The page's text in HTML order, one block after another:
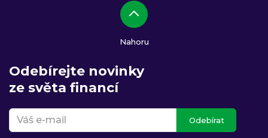
Odebírejte novinky
ze světa financí
Odebírat
Nahoru